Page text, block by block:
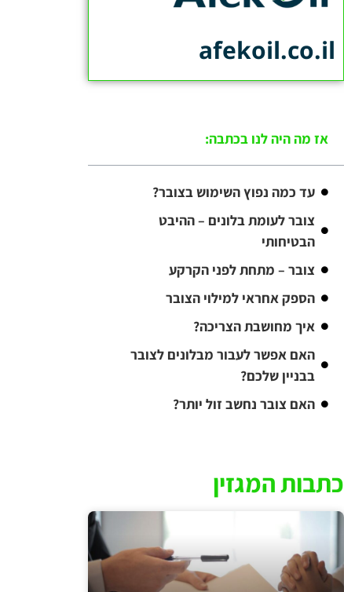
afekoil.co.il
אז מה היה לנו בכתבה:
עד כמה נפוץ השימוש בצובר?
צובר לעומת בלונים – ההיבט
הבטיחותי
צובר – מתחת לפני הקרקע
הספק אחראי למילוי הצובר
איך מחושבת הצריכה?
האם אפשר לעבור מבלונים לצובר
בבניין שלכם?
האם צובר נחשב זול יותר?
כתבות המגזין